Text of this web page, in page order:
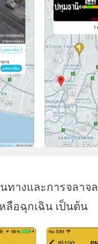
างและการจลาจล
ลือฉุกเฉิน เป็นต้น